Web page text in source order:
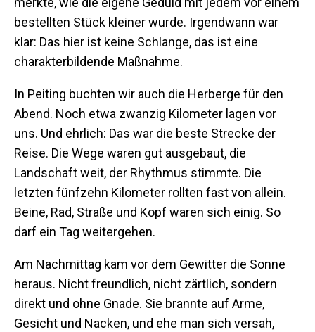
bestellten Stück kleiner wurde. Irgendwann war
klar: Das hier ist keine Schlange, das ist eine
charakterbildende Maßnahme.
In Peiting buchten wir auch die Herberge für den
Abend. Noch etwa zwanzig Kilometer lagen vor
uns. Und ehrlich: Das war die beste Strecke der
Reise. Die Wege waren gut ausgebaut, die
Landschaft weit, der Rhythmus stimmte. Die
letzten fünfzehn Kilometer rollten fast von allein.
Beine, Rad, Straße und Kopf waren sich einig. So
darf ein Tag weitergehen.
Am Nachmittag kam vor dem Gewitter die Sonne
heraus. Nicht freundlich, nicht zärtlich, sondern
direkt und ohne Gnade. Sie brannte auf Arme,
Gesicht und Nacken, und ehe man sich versah,